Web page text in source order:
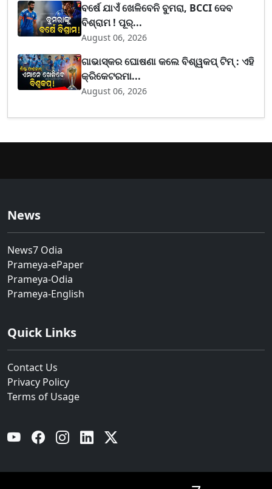
ବର୍ଷେ ଯାଏଁ ଖେଳିବେନି ବୁମରା, BCCI ଦେବ
ବିଶ୍ରାମ ! ପୂର୍...
August 06, 2026
ଗାଭାସ୍କର ଘୋଷଣା କଲେ ବିଶ୍ୱକପ୍ ଟିମ୍ : ଏହି
କ୍ରିକେଟରମା...
August 06, 2026
News
News7 Odia
Prameya-ePaper
Prameya-Odia
Prameya-English
Quick Links
Contact Us
Privacy Policy
Terms of Usage
YouTube Facebook Instagram Linkedin